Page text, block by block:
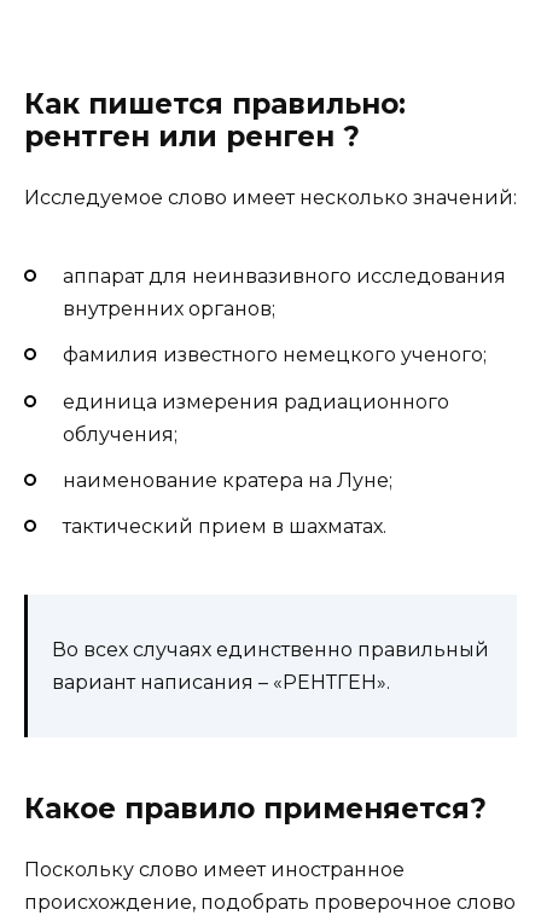
Как пишется правильно:
рентген или ренген ?
Исследуемое слово имеет несколько значений:
аппарат для неинвазивного исследования
внутренних органов;
фамилия известного немецкого ученого;
единица измерения радиационного
облучения;
наименование кратера на Луне;
тактический прием в шахматах.
Во всех случаях единственно правильный
вариант написания – «РЕНТГЕН».
Какое правило применяется?
Поскольку слово имеет иностранное
происхождение, подобрать проверочное слово